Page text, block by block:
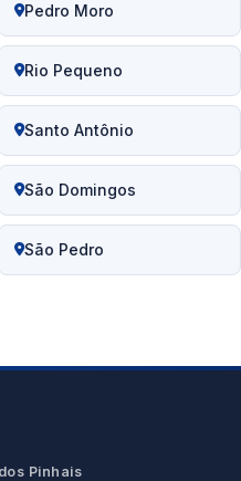
Pedro Moro
Rio Pequeno
Santo Antônio
São Domingos
São Pedro
Pinhais